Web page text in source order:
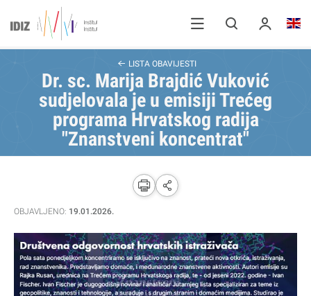
LISTA OBAVIJESTI
Dr. sc. Marija Brajdić Vuković
sudjelovala je u emisiji Trećeg
programa Hrvatskog radija
"Znanstveni koncentrat"
OBJAVLJENO: 19.01.2026.